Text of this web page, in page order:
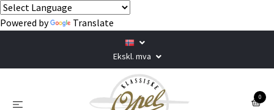
Powered by Translate
Ekskl. mva
0